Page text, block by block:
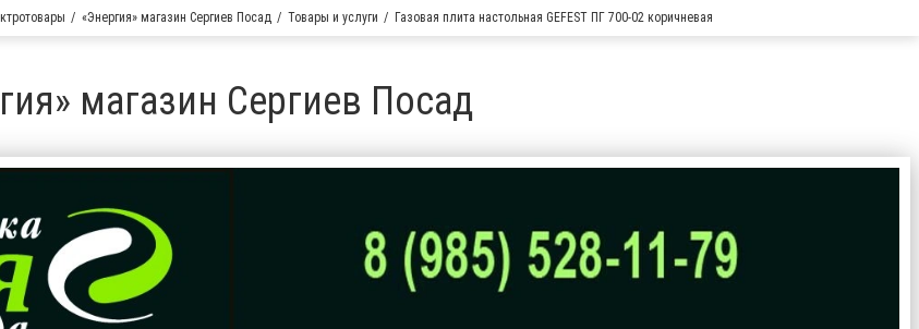
«Энергия» магазин Сергиев Посад Товары и услуги Газовая плита настольная GEFEST ПГ 700-02 коричневая
магазин Сергиев Посад